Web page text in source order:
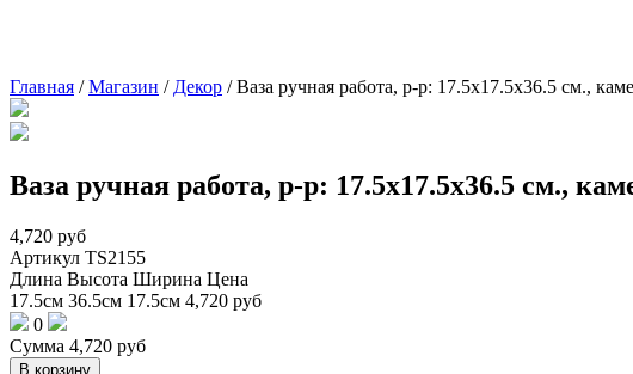
Главная /Магазин / Декор /Ваза ручная работа, р-р: 17.5х17.5х36.5 см.,
Ваза ручная работа, р-р: 17.5х17.5х36.5 см.,
4,720 руб
Артикул TS2155
Длина Высота Ширина Цена
17.5см 36.5см 17.5см 4,720 руб
0
Сумма 4,720 руб
В корзину